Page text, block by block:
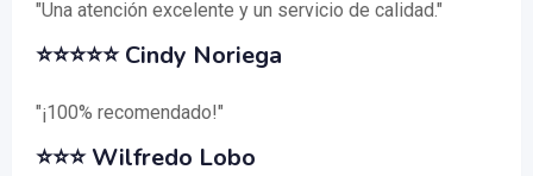
"Una atención excelente y un servicio de calidad."
⭐⭐⭐⭐⭐ Cindy Noriega
"¡100% recomendado!"
⭐⭐⭐ Wilfredo Lobo